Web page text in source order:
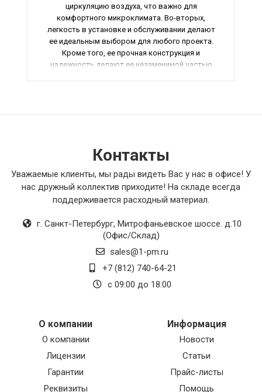
циркуляцию воздуха, что важно для
комфортного микроклимата. Во-вторых,
легкость в установке и обслуживании делают
ее идеальным выбором для любого проекта.
Кроме того, ее прочная конструкция и
надежность делают ее незаменимой частью
Контакты
Уважаемые клиенты, мы рады видеть Вас у нас в офисе! У
нас дружный коллектив приходите! На складе всегда
поддерживается расходный материал.
г. Санкт-Петербург, Митрофаньевское шоссе. д.10
(Офис/Склад)
sales@1-pm.ru
+7 (812) 740-64-21
с 09:00 до 18:00
О компании
О компании
Лицензии
Гарантии
Реквизиты
Информация
Новости
Статьи
Прайс-листы
Помощь